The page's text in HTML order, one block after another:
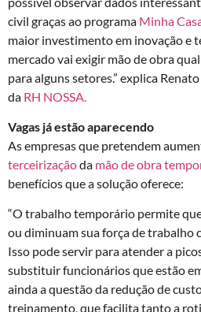
civil graças ao programa Minha
maior investimento em inovação e
mercado vai exigir mão de obra
para alguns setores.” explica
da RH NOSSA.
Vagas já estão aparecendo
As empresas que pretendem
terceirizaçãoda mão de obra
benefícios que a solução oferece:
“O trabalho temporário permite
ou diminuam sua força de trabalho
Isso pode servir para atender a
substituir funcionários que estão
ainda a questão da redução de
treinamento, que facilita tanto a